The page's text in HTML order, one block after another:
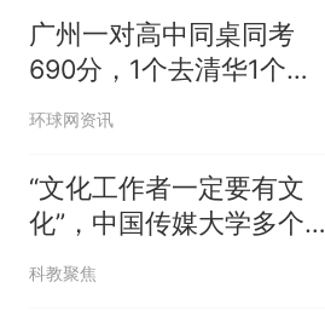
广州一对高中同桌同考
690分，1个去清华1个去
北大，每天一起吃饭一起
环球网资讯
“文化工作者一定要有文
化”，中国传媒大学多个艺
术类专业，取消艺考，按
科教聚焦